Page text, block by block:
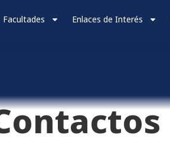
Facultades Enlaces de Interés